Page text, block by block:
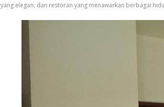
elegan, dan restoran yang menawarkan berbagai